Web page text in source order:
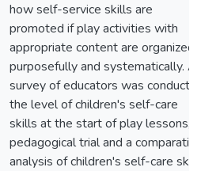
how self-service skills are
promoted if play activities with
appropriate content are organized
purposefully and systematically. A
survey of educators was
the level of children's self-care
skills at the start of play lessons, a
pedagogical trial and a
analysis of children's self-care